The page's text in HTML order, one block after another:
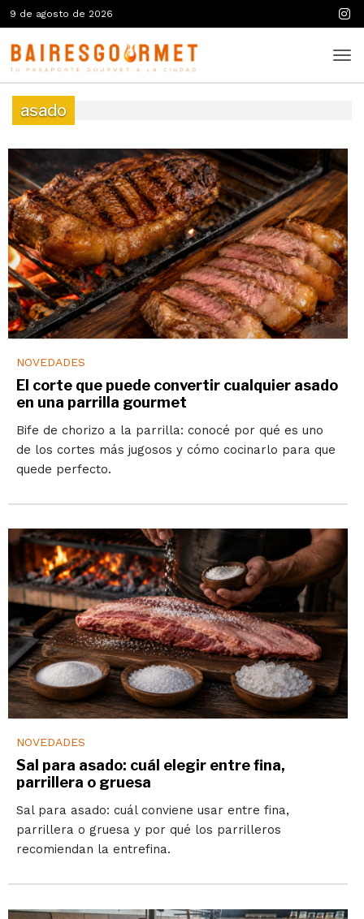
9 de agosto de 2026
asado
NOVEDADES
El corte que puede convertir cualquier asado
en una parrilla gourmet
Bife de chorizo a la parrilla: conocé por qué es uno
de los cortes más jugosos y cómo cocinarlo para que
quede perfecto.
NOVEDADES
Sal para asado: cuál elegir entre fina,
parrillera o gruesa
Sal para asado: cuál conviene usar entre fina,
parrillera o gruesa y por qué los parrilleros
recomiendan la entrefina.